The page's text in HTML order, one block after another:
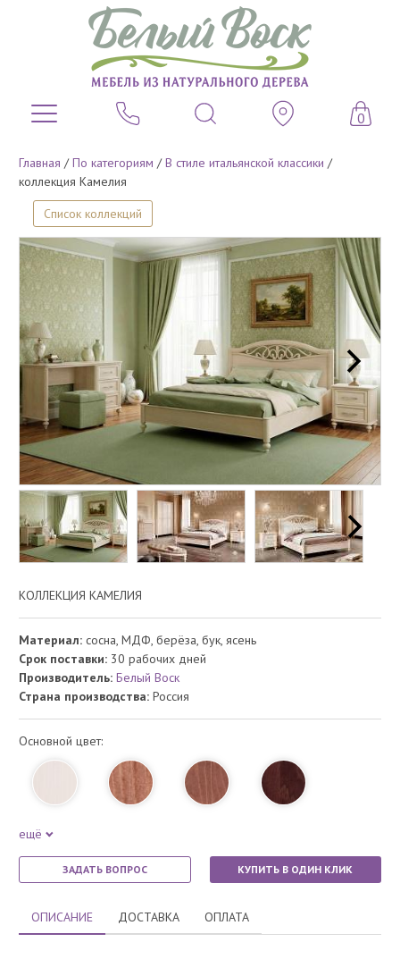
0
Главная /По категориям /В стиле итальянской классики /
коллекция Камелия
Список коллекций
КОЛЛЕКЦИЯ КАМЕЛИЯ
Материал: сосна, МДФ, берёза, бук, ясень
Срок поставки: 30 рабочих дней
Производитель: Белый Воск
Страна производства: Россия
Основной цвет:
ещё
ЗАДАТЬ ВОПРОС КУПИТЬ В ОДИН КЛИК
ОПИСАНИЕ ДОСТАВКА ОПЛАТА